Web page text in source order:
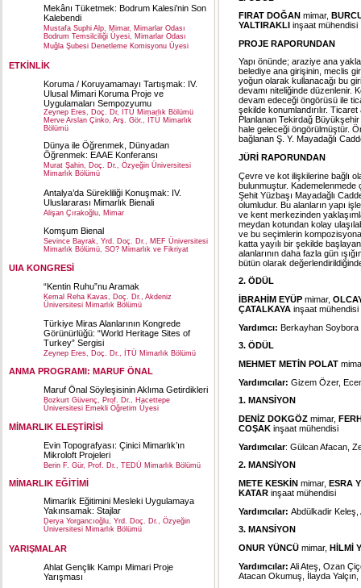
Mekânı Tüketmek: Bodrum Kalesi’nin Son
Kalebendi
Mustafa Suphi Alp, Mimar, Mimarlar Odası
Bodrum Temsilciliği Üyesi, Mimarlar Odası
Muğla Şubesi Denetleme Komisyonu Üyesi
ETKİNLİK
Koruma / Koruyamamayı Tartışmak: IV.
Ulusal Mimari Koruma Proje ve
Uygulamaları Sempozyumu
Zeynep Eres, Doç. Dr, İTÜ Mimarlık Bölümü
Merve Arslan Çinko, Arş. Gör., İTÜ Mimarlık
Bölümü
Dünya ile Öğrenmek, Dünyadan
Öğrenmek: EAAE Konferansı
Murat Şahin, Doç. Dr., Özyeğin Üniversitesi
Mimarlık Bölümü
Antalya’da Sürekliliği Konuşmak: IV.
Uluslararası Mimarlık Bienali
Alişan Çırakoğlu, Mimar
Komşum Bienal
Sevince Bayrak, Yrd. Doç. Dr., MEF Üniversitesi
Mimarlık Bölümü, SO? Mimarlık ve Fikriyat
UIA KONGRESİ
“Kentin Ruhu”nu Aramak
Kemal Reha Kavas, Doç. Dr., Akdeniz
Üniversitesi Mimarlık Bölümü
Türkiye Miras Alanlarının Kongrede
Görünürlüğü: “World Heritage Sites of
Turkey” Sergisi
Zeynep Eres, Doç. Dr., İTÜ Mimarlık Bölümü
ANMA PROGRAMI: MARUF ÖNAL
Maruf Önal Söyleşisinin Aklıma Getirdikleri
Bozkurt Güvenç, Prof. Dr., Hacettepe
Üniversitesi Emekli Öğretim Üyesi
MİMARLIK ELEŞTİRİSİ
Evin Topografyası: Çinici Mimarlık’ın
Mikroloft Projeleri
Berin F. Gür, Prof. Dr., TEDÜ Mimarlık Bölümü
MİMARLIK EĞİTİMİ
Mimarlık Eğitimini Mesleki Uygulamaya
Yakınsamak: Stajlar
Derya Yorgancıoğlu, Yrd. Doç. Dr., Özyeğin
Üniversitesi Mimarlık Bölümü
YARIŞMALAR
Ahlat Gençlik Kampı Mimari Proje
Yarışması
FIRAT DOĞAN mimar,
YALTIRAKLI inşaat mühendisi
PROJE RAPORUNDAN
Yapı önünde; araziye ana
belediye ana girişinin, meclis
yoğun olarak kullanacağı bu
devamı niteliğinde düzenlenir.
devam edeceği öngörüsü ile
şekilde konumlandırılır.
Planlanan Tekirdağ
hale geleceği öngörülmüştür.
bağlanan Ş. Y. Mayadağlı
JÜRİ RAPORUNDAN
Çevre ve kot ilişkilerine bağlı
bulunmuştur. Kademelenmede
Şehit Yüzbaşı Mayadağlı
olumludur. Bu alanların yapı
ve kent merkezinden
meydan kotundan kolay
ve bu seçimlerin
katta yayılı bir şekilde
alanlarının daha fazla gün
bütün olarak
2. ÖDÜL
İBRAHİM EYÜP mimar,
ÇATALKAYA inşaat mühendisi
Yardımcı: Berkayhan Soybora
3. ÖDÜL
MEHMET METİN POLAT
Yardımcılar: Gizem Özer,
1. MANSİYON
DENİZ DOKGÖZ mimar,
COŞAK inşaat mühendisi
Yardımcılar: Gülcan Afacan,
2. MANSİYON
METE KESKİN mimar, ESRA
KATAR inşaat mühendisi
Yardımcılar: Abdülkadir
3. MANSİYON
ONUR YÜNCÜ mimar, HİLMİ
Yardımcılar: Ali Ateş, Ozan
Atacan Okumuş, İlayda